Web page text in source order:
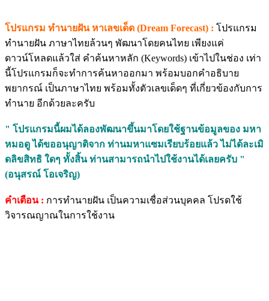
โปรแกรม ทำนายฝัน หาเลขเด็ด (Dream Forecast) : โปรแกรม
ทำนายฝัน ภาษาไทยล้วนๆ พัฒนาโดยคนไทย เพียงแค่
ดาวน์โหลดแล้วใส่ คำค้นหาหลัก (Keywords) เข้าไปในช่อง เท่า
นี้โปรแกรมก็จะทำการค้นหาออกมา พร้อมบอกคำอธิบาย
พยากรณ์ เป็นภาษาไทย พร้อมทั้งตัวเลขเด็ดๆ ที่เกี่ยวข้องกับการ
ทำนาย อีกด้วยละครับ
" โปรแกรมนี้ผมได้ลองพัฒนาขึ้นมาโดยใช้ฐานข้อมูลของ มหา
หมอดู ได้ขออนุญาติจาก ท่านมหาแซมเรียบร้อยแล้ว ไม่ได้ละเมิ
ดลิขสิทธิ ใดๆ ทั้งสิ้น ท่านสามารถนำไปใช้งานได้เลยครับ "
(อนุสรณ์ โอเจริญ)
คำเตือน : การทำนายฝัน เป็นความเชื่อส่วนบุคคล โปรดใช้
วิจารณญาณในการใช้งาน